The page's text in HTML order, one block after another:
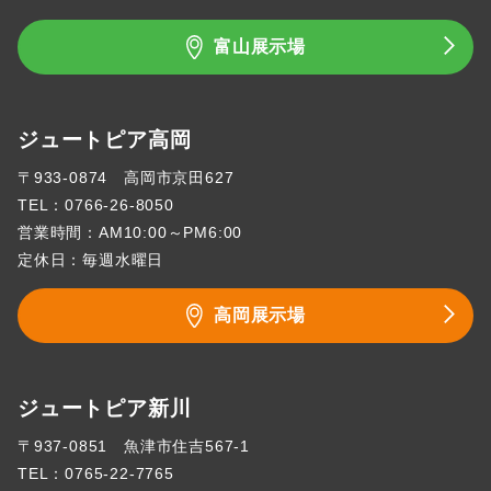
富山展示場
ジュートピア高岡
〒933-0874 高岡市京田627
TEL：0766-26-8050
営業時間：AM10:00～PM6:00
定休日：毎週水曜日
高岡展示場
ジュートピア新川
〒937-0851 魚津市住吉567-1
TEL：0765-22-7765